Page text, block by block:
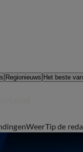
Regionieuws Het beste
WeerTip de